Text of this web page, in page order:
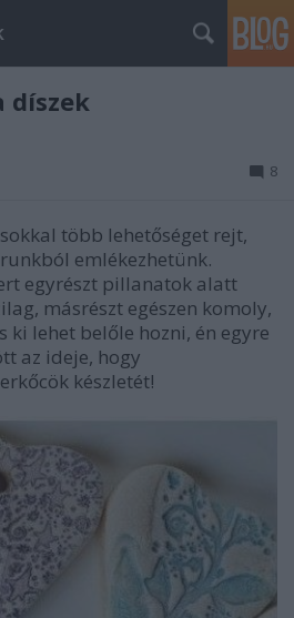
díszek
8
több lehetőséget rejt,
emlékezhetünk.
egyrészt pillanatok alatt
másrészt egészen komoly,
lehet belőle hozni, én egyre
az ideje, hogy
készletét!